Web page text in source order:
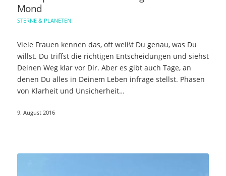
Mond
STERNE & PLANETEN
Viele Frauen kennen das, oft weißt Du genau, was Du
willst. Du triffst die richtigen Entscheidungen und siehst
Deinen Weg klar vor Dir. Aber es gibt auch Tage, an
denen Du alles in Deinem Leben infrage stellst. Phasen
von Klarheit und Unsicherheit…
9. August 2016